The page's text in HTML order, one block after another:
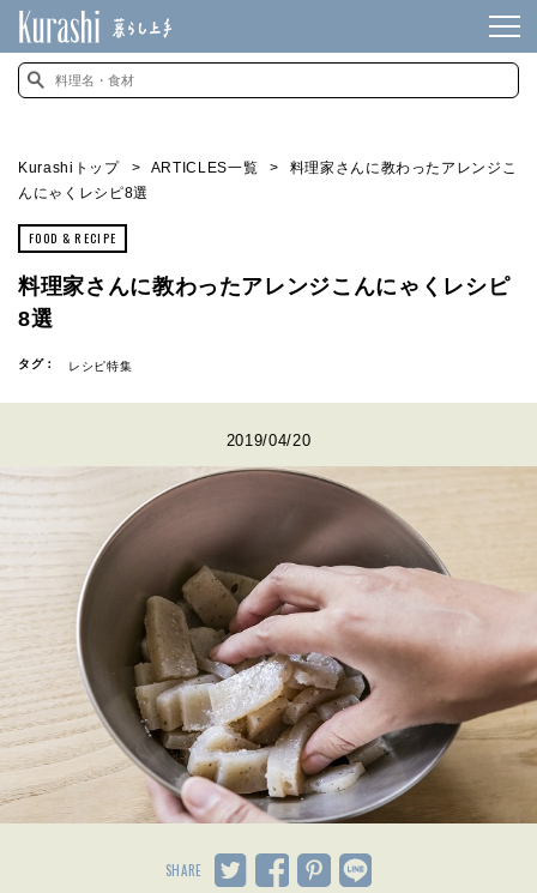
Kurashiトップ ARTICLES一覧
料理家さんに教わったアレンジこ
んにゃくレシピ8選
FOOD & RECIPE
料理家さんに教わったアレンジこんにゃくレシピ
8選
タグ： レシピ特集
2019/04/20
SHARE